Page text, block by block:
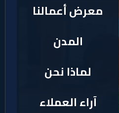
معرض أعمالنا
المدن
لماذا نحن
آراء العملاء